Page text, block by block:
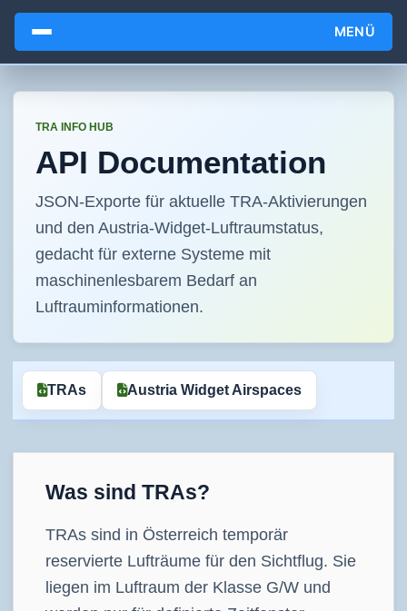
MENÜ
TRA INFO HUB
API Documentation
JSON-Exporte für aktuelle TRA-Aktivierungen
und den Austria-Widget-Luftraumstatus,
gedacht für externe Systeme mit
maschinenlesbarem Bedarf an
Luftrauminformationen.
TRAs Austria Widget Airspaces
Was sind TRAs?
TRAs sind in Österreich temporär
reservierte Lufträume für den Sichtflug. Sie
liegen im Luftraum der Klasse G/W und